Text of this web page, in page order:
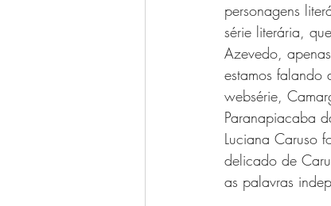
personagens
série literária,
Azevedo,
estamos falando
websérie,
Paranapiacaba
Luciana Caruso
delicado de
as palavras